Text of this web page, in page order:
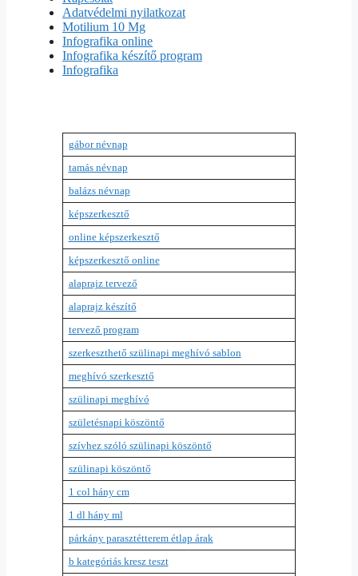
Adatvédelmi nyilatkozat
Motilium 10 Mg
Infografika online
Infografika készítő program
Infografika
gábor névnap
tamás névnap
balázs névnap
képszerkesztő
online képszerkesztő
képszerkesztő online
alaprajz tervező
alaprajz készítő
tervező program
szerkeszthető szülinapi meghívó sablon
meghívó szerkesztő
szülinapi meghívó
születésnapi köszöntő
szívhez szóló szülinapi köszöntő
szülinapi köszöntő
1 col hány cm
1 dl hány ml
párkány parasztétterem étlap árak
b kategóriás kresz teszt